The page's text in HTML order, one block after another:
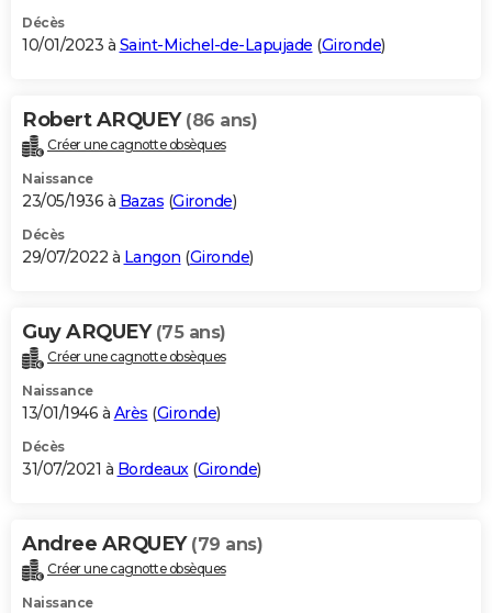
Décès
10/01/2023 à Saint-Michel-de-Lapujade (Gironde)
Robert ARQUEY (86 ans)
Créer une cagnotte obsèques
Naissance
23/05/1936 à Bazas (Gironde)
Décès
29/07/2022 à Langon (Gironde)
Guy ARQUEY (75 ans)
Créer une cagnotte obsèques
Naissance
13/01/1946 à Arès (Gironde)
Décès
31/07/2021 à Bordeaux(Gironde)
Andree ARQUEY (79 ans)
Créer une cagnotte obsèques
Naissance